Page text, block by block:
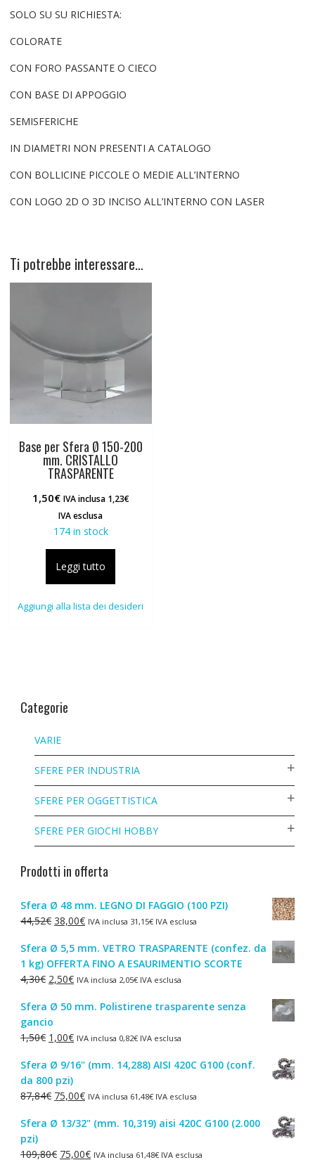
SOLO SU SU RICHIESTA:
COLORATE
CON FORO PASSANTE O CIECO
CON BASE DI APPOGGIO
SEMISFERICHE
IN DIAMETRI NON PRESENTI A CATALOGO
CON BOLLICINE PICCOLE O MEDIE ALL’INTERNO
CON LOGO 2D O 3D INCISO ALL’INTERNO CON LASER
Ti potrebbe interessare…
Base per Sfera Ø 150-200
mm. CRISTALLO
TRASPARENTE
1,50€ IVA inclusa 1,23€
IVA esclusa
174 in stock
Leggi tutto
Aggiungi alla lista dei desideri
Categorie
VARIE
SFERE PER INDUSTRIA
SFERE PER OGGETTISTICA
SFERE PER GIOCHI HOBBY
Prodotti in offerta
Sfera Ø 48 mm. LEGNO DI FAGGIO (100 PZI)
44,52€ Il
originale
era:
44,52€.
38,00€Il
attuale
è:
38,00€.
IVA inclusa 31,15€IVA esclusa
Sfera Ø 5,5 mm. VETRO TRASPARENTE (confez. da
1 kg) OFFERTA FINO A ESAURIMENTIO SCORTE
4,30€ Il
originale
era:
4,30€.
2,50€Il
attuale
2,50€.
IVA inclusa 2,05€IVA esclusa
Sfera Ø 50 mm. Polistirene trasparente senza
gancio
1,50€ Il
originale
era:
1,50€.
1,00€Il
attuale
è:
1,00€.
IVA inclusa 0,82€IVA esclusa
Sfera Ø 9/16" (mm. 14,288) AISI 420C G100 (conf.
da 800 pzi)
87,84€ Il
originale
87,84€.
75,00€Il
attuale
75,00€.
IVA inclusa 61,48€IVA esclusa
Sfera Ø 13/32" (mm. 10,319) aisi 420C G100 (2.000
pzi)
109,80€ Il
75,00€IlIVA inclusa 61,48€IVA esclusa